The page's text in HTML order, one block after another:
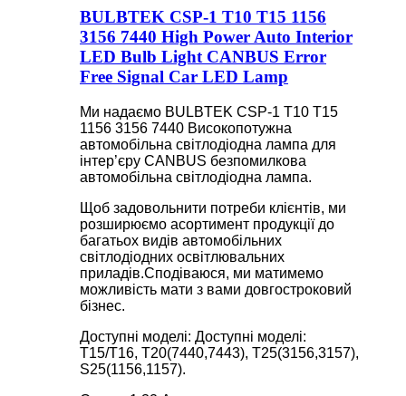
BULBTEK CSP-1 T10 T15 1156
3156 7440 High Power Auto Interior
LED Bulb Light CANBUS Error
Free Signal Car LED Lamp
Ми надаємо BULBTEK CSP-1 T10 T15
1156 3156 7440 Високопотужна
автомобільна світлодіодна лампа для
інтер’єру CANBUS безпомилкова
автомобільна світлодіодна лампа.
Щоб задовольнити потреби клієнтів, ми
розширюємо асортимент продукції до
багатьох видів автомобільних
світлодіодних освітлювальних
приладів.Сподіваюся, ми матимемо
можливість мати з вами довгостроковий
бізнес.
Доступні моделі: Доступні моделі:
T15/T16, T20(7440,7443), T25(3156,3157),
S25(1156,1157).